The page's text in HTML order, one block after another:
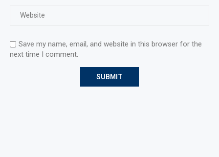
Save my name, email, and website in this browser for the
next time I comment.